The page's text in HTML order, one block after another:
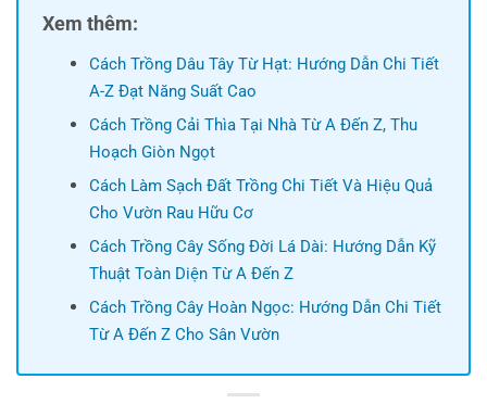
Xem thêm:
Cách Trồng Dâu Tây Từ Hạt: Hướng Dẫn Chi Tiết
A-Z Đạt Năng Suất Cao
Cách Trồng Cải Thìa Tại Nhà Từ A Đến Z, Thu
Hoạch Giòn Ngọt
Cách Làm Sạch Đất Trồng Chi Tiết Và Hiệu Quả
Cho Vườn Rau Hữu Cơ
Cách Trồng Cây Sống Đời Lá Dài: Hướng Dẫn Kỹ
Thuật Toàn Diện Từ A Đến Z
Cách Trồng Cây Hoàn Ngọc: Hướng Dẫn Chi Tiết
Từ A Đến Z Cho Sân Vườn